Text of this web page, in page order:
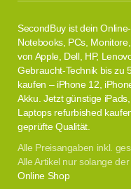
SecondBuy ist dein
Notebooks, PCs,
von Apple, Dell, HP,
Gebraucht-Technik bis zu
kaufen – iPhone 12,
Akku. Jetzt günstige
Laptops refurbished
geprüfte Qualität.
Alle Preisangaben inkl.
Alle Artikel nur solange der
Online Shop